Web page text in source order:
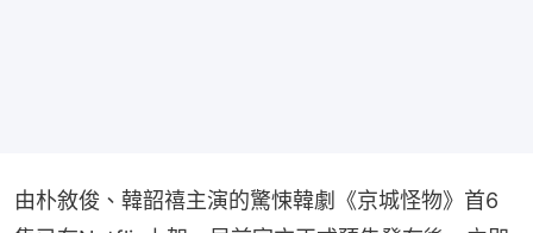
由朴敘俊、韓韶禧主演的驚悚韓劇《京城怪物》首6